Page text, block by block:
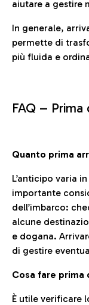
aiutare a gestire
In generale,
permette di
più fluida e
FAQ – Prima
Quanto prima
L’anticipo varia
importante
dell’imbarco:
alcune
e dogana.
di gestire
Cosa fare prima
È utile verificare